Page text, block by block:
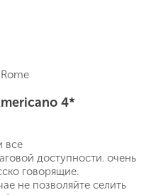
4*
все
доступности. очень
говорящие.
не позволяйте селить